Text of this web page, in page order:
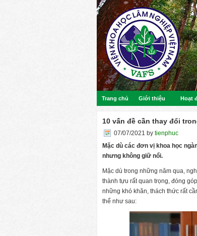
Trang chủ Giới thiệu Hoạt
10 vấn đề cần thay đổi
07/07/2021 by tienphuc
Mặc dù các đơn vị khoa học
nhưng không giữ nổi.
Mặc dù trong những năm qua,
thành tựu rất quan trọng, đóng
những khó khăn, thách thức rất
thể như sau: